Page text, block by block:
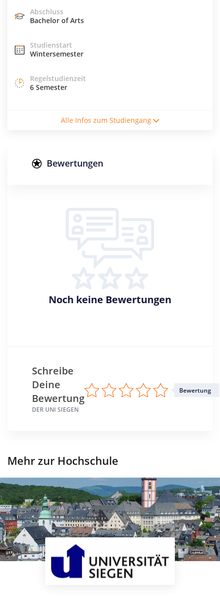
Abschluss
Bachelor of Arts
Studienstart
Wintersemester
Regelstudienzeit
6 Semester
Vollzeitstudium
Englisch
Latein
Siegen >> Siegen-Wittgenstein
Alle Infos zum Studiengang
Bewertungen
Noch keine Bewertungen
Schreibe
Deine
Bewertung
DER UNI SIEGEN
Bewertung
Mehr zur Hochschule